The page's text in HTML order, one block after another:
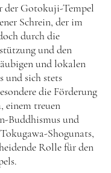
der Gotokuji-Tempel
Schrein, der im
durch die
und den
und lokalen
und sich stets
die Förderung
einem treuen
Buddhismus und
Shogunats,
Rolle für den